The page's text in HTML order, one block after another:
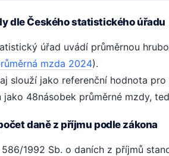
dle Českého statistického úřadu
úřad uvádí průměrnou
mzda 2024).
slouží jako referenční hodnota
jako 48násobek průměrné mzdy,
daně z příjmu podle zákona
1992 Sb. o daních z příjmů